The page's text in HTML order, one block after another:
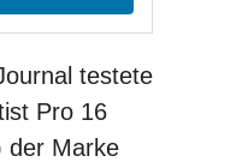
testete
Pro 16
der Marke